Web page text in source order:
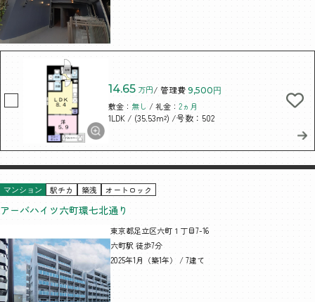
14.65 万円/ 管理費 9,500円
敷金： 無し / 礼金：2ヵ月
1LDK / (35.53m²) /号数：502
マンション 駅チカ 築浅 オートロック
アーバハイツ六町環七北通り
東京都足立区六町１丁目7-16
六町駅 徒歩7分
2025年1月（築1年） / 7建て